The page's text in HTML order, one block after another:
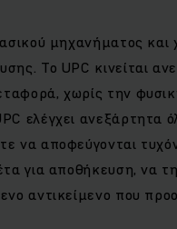
μηχανήματος και
Το UPC κινείται
χωρίς την
ελέγχει ανεξάρτητα
να αποφεύγονται
για αποθήκευση, να
αντικείμενο που